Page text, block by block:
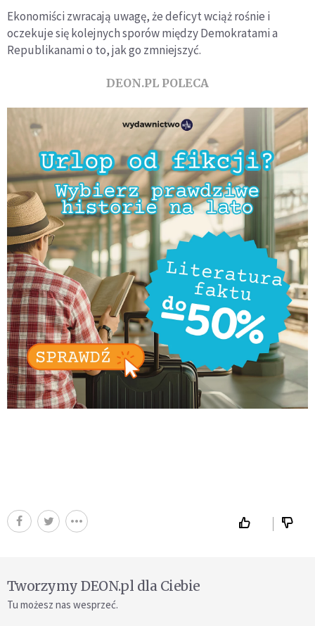
Ekonomiści zwracają uwagę, że deficyt wciąż rośnie i
oczekuje się kolejnych sporów między Demokratami a
Republikanami o to, jak go zmniejszyć.
DEON.PL POLECA
Tworzymy DEON.pl dla Ciebie
Tu możesz nas wesprzeć.